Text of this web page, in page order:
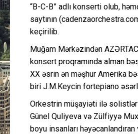
“B-C-B” adlı konserti olub,
saytının
keçirilib.
Muğam Mərkəzindən
konsert proqramında alman
XX əsrin ən məşhur Amerika
biri J.M.Keycin fortepiano
Orkestrin müşayiəti ilə
Günel Quliyeva və Zülfiyyə
boyu insanları